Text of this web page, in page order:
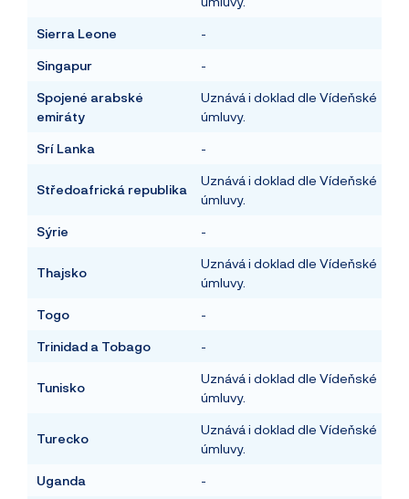
Sierra Leone -
Singapur -
Spojené arabské
emiráty
Uznává i doklad dle Vídeňské
úmluvy.
Srí Lanka -
Středoafrická republika
Uznává i doklad dle Vídeňské
úmluvy.
Sýrie -
Thajsko
Uznává i doklad dle Vídeňské
úmluvy.
Togo -
Trinidad a Tobago -
Tunisko
Uznává i doklad dle Vídeňské
úmluvy.
Turecko
Uznává i doklad dle Vídeňské
úmluvy.
Uganda -